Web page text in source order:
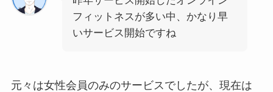
フィットネスが多い中、かなり早
いサービス開始ですね
元々は女性会員のみのサービスでしたが、現在は